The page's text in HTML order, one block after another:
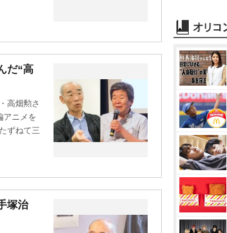
だ“高
高畑勲さ
アニメを
ずねて三
塚治